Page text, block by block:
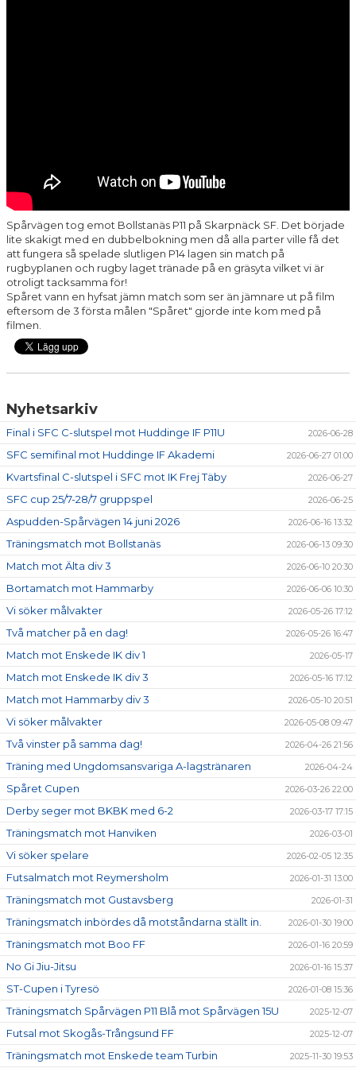
Spårvägen tog emot Bollstanäs P11 på Skarpnäck SF. Det började
lite skakigt med en dubbelbokning men då alla parter ville få det
att fungera så spelade slutligen P14 lagen sin match på
rugbyplanen och rugby laget tränade på en gräsyta vilket vi är
otroligt tacksamma för!
Spåret vann en hyfsat jämn match som ser än jämnare ut på film
eftersom de 3 första målen "Spåret" gjorde inte kom med på
filmen.
Nyhetsarkiv
Final i SFC C-slutspel mot Huddinge IF P11U 2026-06-28
SFC semifinal mot Huddinge IF Akademi 2026-06-27 01:00
Kvartsfinal C-slutspel i SFC mot IK Frej Täby 2026-06-27
SFC cup 25/7-28/7 gruppspel 2026-06-25
Aspudden-Spårvägen 14 juni 2026 2026-06-16 13:32
Träningsmatch mot Bollstanäs 2026-06-13 09:30
Match mot Älta div 3 2026-06-10 20:30
Bortamatch mot Hammarby 2026-06-06 10:30
Vi söker målvakter 2026-05-26 17:12
Två matcher på en dag! 2026-05-26 16:47
Match mot Enskede IK div 1 2026-05-17
Match mot Enskede IK div 3 2026-05-16 17:12
Match mot Hammarby div 3 2026-05-10 20:51
Vi söker målvakter 2026-05-08 09:47
Två vinster på samma dag! 2026-04-26 21:56
Träning med Ungdomsansvariga A-lagstränaren 2026-04-24
Spåret Cupen 2026-03-26 22:00
Derby seger mot BKBK med 6-2 2026-03-17 17:15
Träningsmatch mot Hanviken 2026-03-01
Vi söker spelare 2026-02-05 12:35
Futsalmatch mot Reymersholm 2026-01-31 13:00
Träningsmatch mot Gustavsberg 2026-01-31
Träningsmatch inbördes då motståndarna ställt in. 2026-01-30 19:00
Träningsmatch mot Boo FF 2026-01-16 20:59
No Gi Jiu-Jitsu 2026-01-16 15:37
ST-Cupen i Tyresö 2026-01-08 15:36
Träningsmatch Spårvägen P11 Blå mot Spårvägen 15U 2025-12-07
Futsal mot Skogås-Trångsund FF 2025-12-07
Träningsmatch mot Enskede team Turbin 2025-11-30 19:53